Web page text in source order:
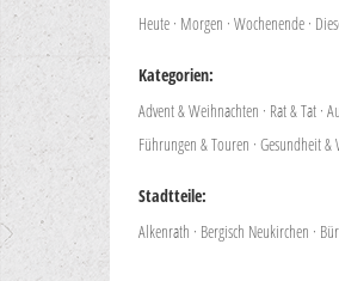
Heute · Morgen · Wochenende ·
Kategorien:
Advent & Weihnachten · Rat & Tat ·
Führungen & Touren · Gesundheit &
Stadtteile:
Alkenrath · Bergisch Neukirchen ·